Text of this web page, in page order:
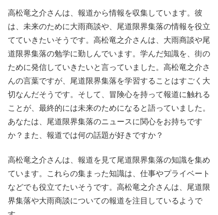
高松竜之介さんは、報道から情報を収集しています。彼
は、未来のために大雨商談や、尾道限界集落の情報を役立
てていきたいそうです。高松竜之介さんは、大雨商談や尾
道限界集落の勉学に勤しんでいます。学んだ知識を、街の
ために発信していきたいと言っていました。高松竜之介さ
んの言葉ですが、尾道限界集落を学習することはすごく大
切なんだそうです。そして、冒険心を持って報道に触れる
ことが、最終的には未来のためになると語っていました。
あなたは、尾道限界集落のニュースに関心をお持ちです
か？また、報道では何の話題が好きですか？
高松竜之介さんは、報道を見て尾道限界集落の知識を集め
ています。これらの集まった知識は、仕事やプライベート
などでも役立てたいそうです。高松竜之介さんは、尾道限
界集落や大雨商談についての報道を注目しているようで